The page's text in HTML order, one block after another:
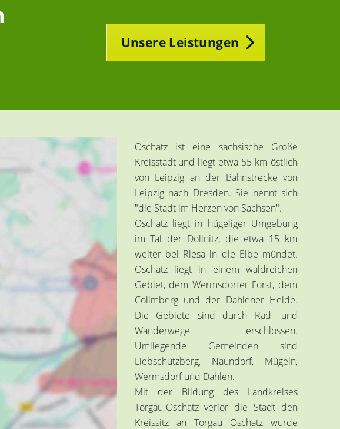
Unsere Leistungen
Oschatz ist eine sächsische Große
Kreisstadt und liegt etwa 55 km östlich
von Leipzig an der Bahnstrecke von
Leipzig nach Dresden. Sie nennt sich
"die Stadt im Herzen von Sachsen".
Oschatz liegt in hügeliger Umgebung
im Tal der Döllnitz, die etwa 15 km
weiter bei Riesa in die Elbe mündet.
Oschatz liegt in einem waldreichen
Gebiet, dem Wermsdorfer Forst, dem
Collmberg und der Dahlener Heide.
Die Gebiete sind durch Rad- und
Wanderwege erschlossen.
Umliegende Gemeinden sind
Liebschützberg, Naundorf, Mügeln,
Wermsdorf und Dahlen.
Mit der Bildung des Landkreises
Torgau-Oschatz verlor die Stadt den
Kreissitz an Torgau Oschatz wurde